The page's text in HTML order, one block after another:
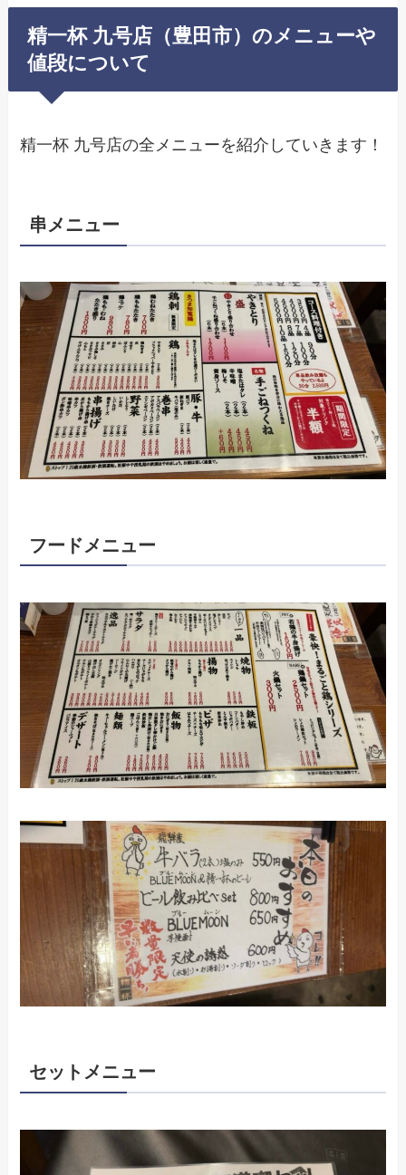
精一杯 九号店（豊田市）のメニューや
値段について
精一杯 九号店の全メニューを紹介していきます！
串メニュー
フードメニュー
セットメニュー